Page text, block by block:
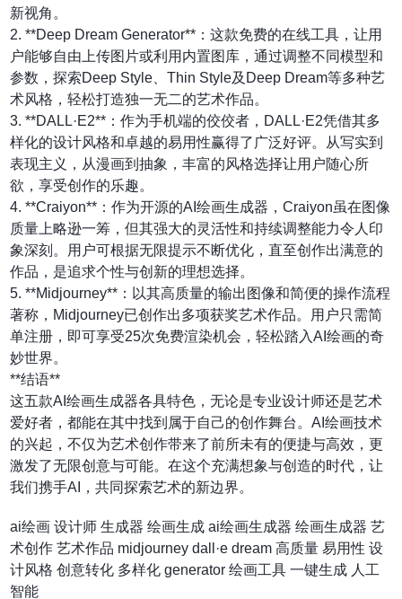
新视角。
2. **Deep Dream Generator**：这款免费的在线工具，让用
户能够自由上传图片或利用内置图库，通过调整不同模型和
参数，探索Deep Style、Thin Style及Deep Dream等多种艺
术风格，轻松打造独一无二的艺术作品。
3. **DALL·E2**：作为手机端的佼佼者，DALL·E2凭借其多
样化的设计风格和卓越的易用性赢得了广泛好评。从写实到
表现主义，从漫画到抽象，丰富的风格选择让用户随心所
欲，享受创作的乐趣。
4. **Craiyon**：作为开源的AI绘画生成器，Craiyon虽在图像
质量上略逊一筹，但其强大的灵活性和持续调整能力令人印
象深刻。用户可根据无限提示不断优化，直至创作出满意的
作品，是追求个性与创新的理想选择。
5. **Midjourney**：以其高质量的输出图像和简便的操作流程
著称，Midjourney已创作出多项获奖艺术作品。用户只需简
单注册，即可享受25次免费渲染机会，轻松踏入AI绘画的奇
妙世界。
**结语**
这五款AI绘画生成器各具特色，无论是专业设计师还是艺术
爱好者，都能在其中找到属于自己的创作舞台。AI绘画技术
的兴起，不仅为艺术创作带来了前所未有的便捷与高效，更
激发了无限创意与可能。在这个充满想象与创造的时代，让
我们携手AI，共同探索艺术的新边界。
ai绘画 设计师 生成器 绘画生成 ai绘画生成器 绘画生成器 艺
术创作 艺术作品 midjourney dall·e dream 高质量 易用性 设
计风格 创意转化 多样化 generator 绘画工具 一键生成 人工
智能